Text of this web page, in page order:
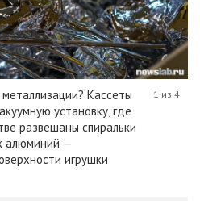
Кассеты
установку, где
развешаны спиральки
алюминий —
игрушки
1 из 4